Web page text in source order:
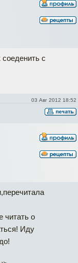
с
03 Авг 2012 18:52
читать о
Иду